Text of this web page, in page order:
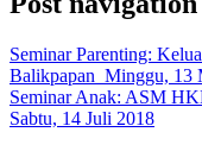
Seminar Parenting:
Balikpapan_Minggu, 13
Seminar Anak: ASM
Sabtu, 14 Juli 2018